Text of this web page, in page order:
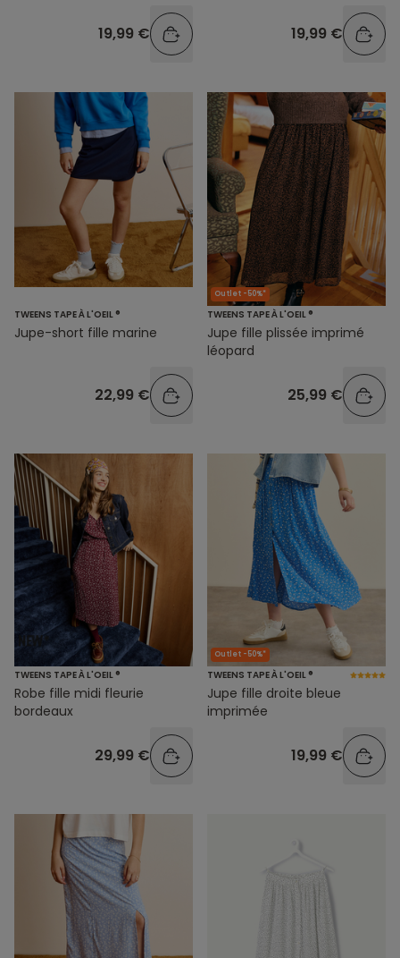
19,99 € 19,99 €
TWEENS TAPE À L'OEIL ®
Jupe-short fille marine
22,99 €
Outlet -50%*
TWEENS TAPE À L'OEIL ®
Jupe fille plissée imprimé
léopard
25,99 €
TWEENS TAPE À L'OEIL ®
Robe fille midi fleurie
bordeaux
29,99 €
Outlet -50%*
TWEENS TAPE À L'OEIL ®
Jupe fille droite bleue
imprimée
19,99 €